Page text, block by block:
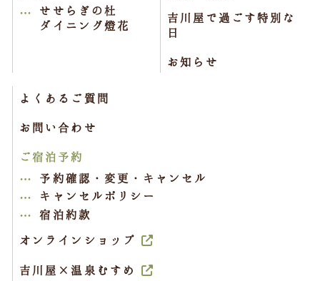
せせらぎの杜
ダイニング燈花
吉川屋で過ごす特別な
日
お知らせ
よくあるご質問
お問い合わせ
ご宿泊予約
予約確認・変更・キャンセル
キャンセルポリシー
宿泊約款
オンラインショップ
吉川屋×温泉むすめ